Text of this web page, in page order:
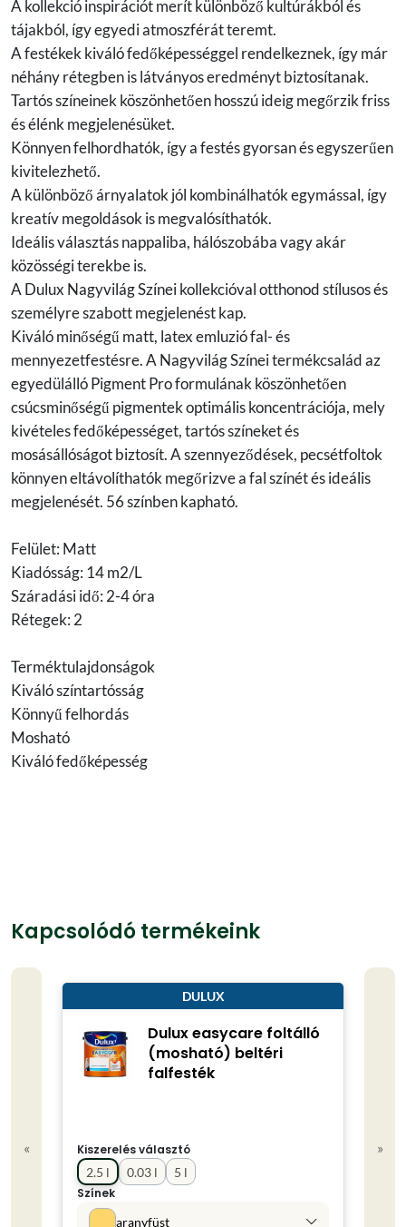
A kollekció inspirációt merít különböző kultúrákból és
tájakból, így egyedi atmoszférát teremt.
A festékek kiváló fedőképességgel rendelkeznek, így már
néhány rétegben is látványos eredményt biztosítanak.
Tartós színeinek köszönhetően hosszú ideig megőrzik friss
és élénk megjelenésüket.
Könnyen felhordhatók, így a festés gyorsan és egyszerűen
kivitelezhető.
A különböző árnyalatok jól kombinálhatók egymással, így
kreatív megoldások is megvalósíthatók.
Ideális választás nappaliba, hálószobába vagy akár
közösségi terekbe is.
A Dulux Nagyvilág Színei kollekcióval otthonod stílusos és
személyre szabott megjelenést kap.
Kiváló minőségű matt, latex emluzió fal- és
mennyezetfestésre. A Nagyvilág Színei termékcsalád az
egyedülálló Pigment Pro formulának köszönhetően
csúcsminőségű pigmentek optimális koncentrációja, mely
kivételes fedőképességet, tartós színeket és
mosásállóságot biztosít. A szennyeződések, pecsétfoltok
könnyen eltávolíthatók megőrizve a fal színét és ideális
megjelenését. 56 színben kapható.
Felület: Matt
Kiadósság: 14 m2/L
Száradási idő: 2-4 óra
Rétegek: 2
Terméktulajdonságok
Kiváló színtartósság
Könnyű felhordás
Mosható
Kiváló fedőképesség
Kapcsolódó termékeink
«
DULUX
Dulux easycare foltálló
(mosható) beltéri
falfesték
Kiszerelés választó
0.03 l
2.5 l
5 l
Színek
aranyfüst
»